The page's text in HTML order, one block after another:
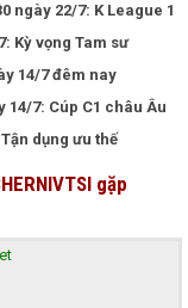
ngày 22/7: K League 1
Kỳ vọng Tam sư
14/7 đêm nay
7: Cúp C1 châu Âu
dụng ưu thế
gặp